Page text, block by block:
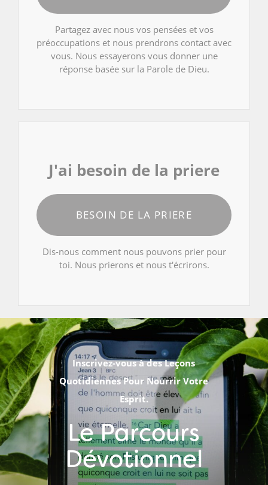
Partagez avec nous vos pensées et vos
préoccupations et nous prendrons contact avec
vous. Nous essayerons vous donner une
réponse basée sur la Parole de Dieu.
J'ai besoin de la priere
BESOIN DE LA PRIERE
Dis-nous comment nous pouvons prier pour
toi. Nous prierons et nous t'écrirons.
Inscrivez-vous à des Leçons
Quotidiennes Pour Nourrir Votre
Esprit.
Le Parcours
Dévotionnel